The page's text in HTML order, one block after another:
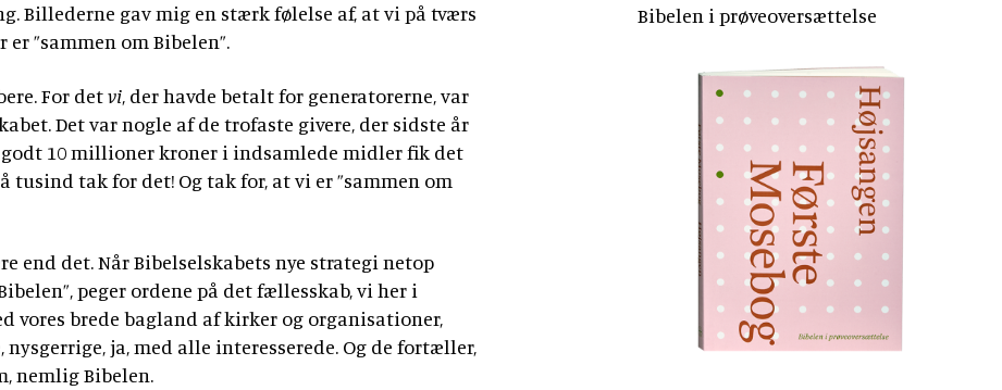
Billederne gav mig en stærk følelse af, at vi på tværs
”sammen om Bibelen”.
For detvi, der havde betalt for generatorerne, var
Det var nogle af de trofaste givere, der sidste år
godt 10 millioner kroner i indsamlede midler fik det
tusind tak for det! Og tak for, at vi er ”sammen om
end det. Når Bibelselskabets nye strategi netop
peger ordene på det fællesskab, vi her i
vores brede bagland af kirker og organisationer,
nysgerrige, ja, med alle interesserede. Og de fortæller,
nemlig Bibelen.
Bibelen i prøveoversættelse